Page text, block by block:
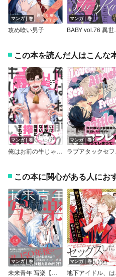
マンガ｜巻
攻め喰い男子
マンガ｜巻
この本を読んだ人はこんな
マンガ｜巻
俺はお前の牛じゃない！【電子限定版特典付き】
マンガ｜巻
ラ
この本に関心がある人にお
マンガ｜巻
未来青年 写楽【ペーパー付】【電子限定ペーパー付】
マンガ｜巻
地下ア